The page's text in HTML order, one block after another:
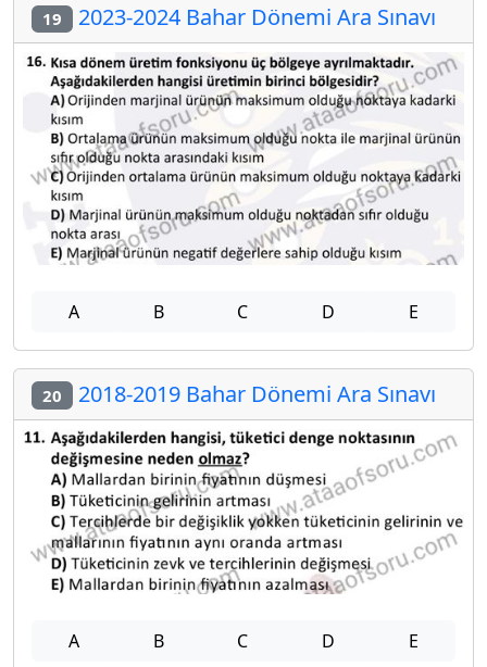
19 2023-2024 Bahar Dönemi Ara Sınavı
A B C D E
20 2018-2019 Bahar Dönemi Ara Sınavı
A B C D E